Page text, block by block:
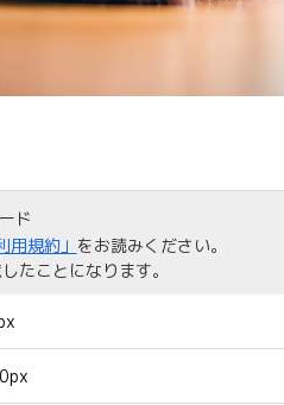
ド
用規約」 をお読みください。
たことになります。